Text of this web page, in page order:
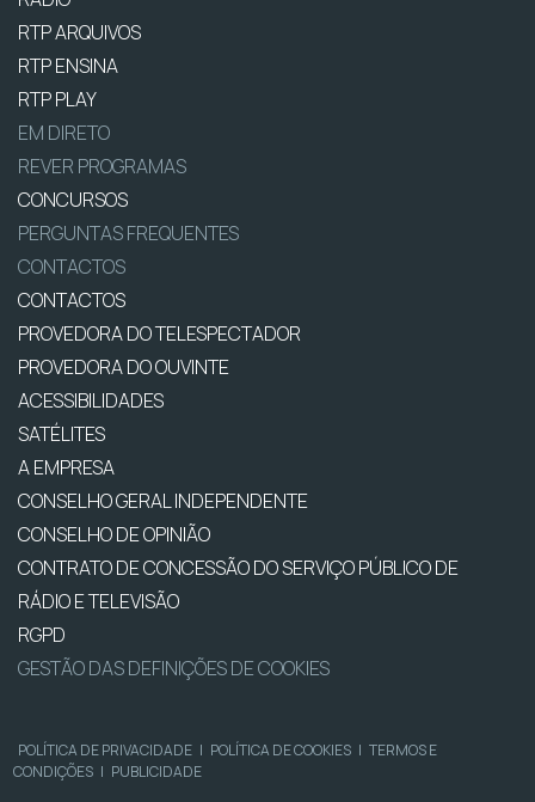
RTP ARQUIVOS
RTP ENSINA
RTP PLAY
EM DIRETO
REVER PROGRAMAS
CONCURSOS
PERGUNTAS FREQUENTES
CONTACTOS
CONTACTOS
PROVEDORA DO TELESPECTADOR
PROVEDORA DO OUVINTE
ACESSIBILIDADES
SATÉLITES
A EMPRESA
CONSELHO GERAL INDEPENDENTE
CONSELHO DE OPINIÃO
CONTRATO DE CONCESSÃO DO SERVIÇO PÚBLICO DE
RÁDIO E TELEVISÃO
RGPD
GESTÃO DAS DEFINIÇÕES DE COOKIES
POLÍTICA DE PRIVACIDADE | POLÍTICA DE COOKIES | TERMOS E
CONDIÇÕES | PUBLICIDADE